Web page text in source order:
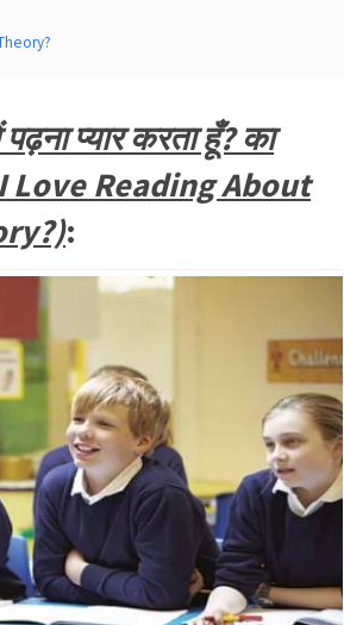
प्यार करता हूँ? का
Love Reading About
: